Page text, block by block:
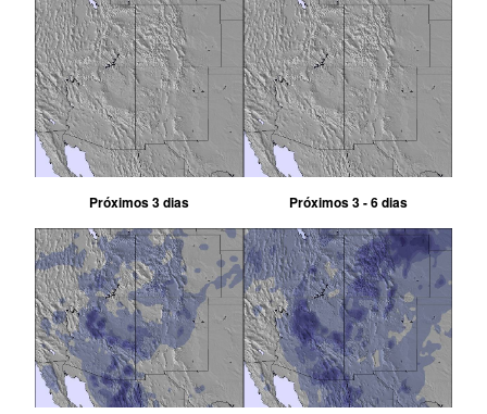
Próximos 3 dias Próximos 3 - 6 dias